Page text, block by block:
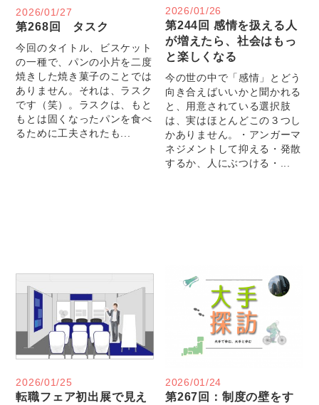
2026/01/27
第268回 タスク
今回のタイトル、ビスケット
の一種で、パンの小片を二度
焼きした焼き菓子のことでは
ありません。それは、ラスク
です（笑）。ラスクは、もと
もとは固くなったパンを食べ
るために工夫されたも...
2026/01/26
第244回 感情を扱える人
が増えたら、社会はもっ
と楽しくなる
今の世の中で「感情」とどう
向き合えばいいかと聞かれる
と、用意されている選択肢
は、実はほとんどこの３つし
かありません。・アンガーマ
ネジメントして抑える・発散
するか、人にぶつける・...
2026/01/25
転職フェア初出展で見え
2026/01/24
第267回：制度の壁をす